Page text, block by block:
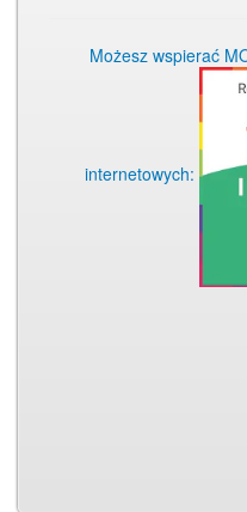
Możesz wspierać
internetowych: